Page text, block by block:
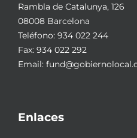
Rambla de Catalunya, 126
08008 Barcelona
Teléfono: 934 022 244
Fax: 934 022 292
Email:
Enlaces